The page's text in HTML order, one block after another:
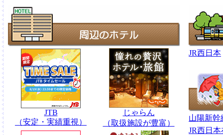
JTB
（安定・実績重視）
じゃらん
（取扱施設が豊富）
JR西日本
山陽新幹
JR西日